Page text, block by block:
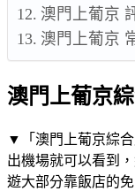
澳門上葡京
澳門上葡京
澳門上葡京
▼「澳門上葡京綜
出機場就可以看到
遊大部分靠飯店的